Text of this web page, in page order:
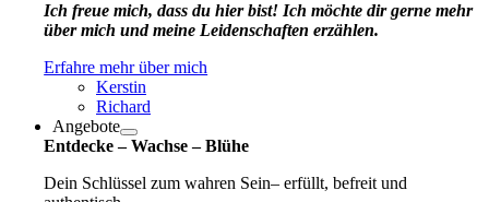
Ich freue mich, dass du hier bist! Ich möchte dir gerne mehr
über mich und meine Leidenschaften erzählen.
Erfahre mehr über mich
Kerstin
Richard
Angebote
Entdecke – Wachse – Blühe
Dein Schlüssel zum wahren Sein– erfüllt, befreit und